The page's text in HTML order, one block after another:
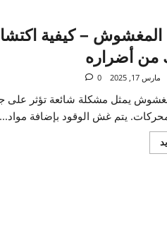
– كيفية
أضراره
2025
يمثل مشكلة شائعة تؤثر على
يتم غش الوقود بإضافة مواد...